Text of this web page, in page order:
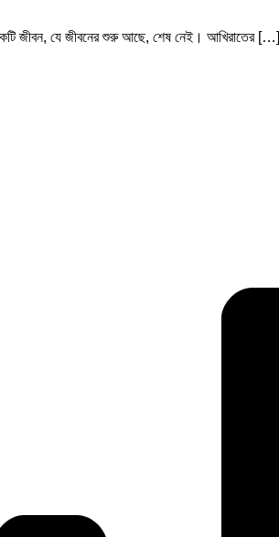
জীবন, যে জীবনের শুরু আছে, শেষ নেই। আখিরাতের […]